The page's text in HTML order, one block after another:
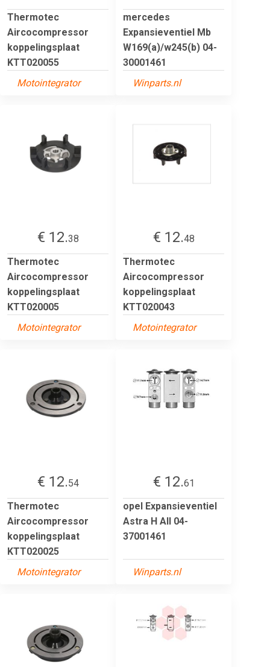
Thermotec
Aircocompressor
koppelingsplaat
KTT020055
Motointegrator
mercedes
Expansieventiel Mb
W169(a)/w245(b) 04-
30001461
Winparts.nl
€ 12.38
Thermotec
Aircocompressor
koppelingsplaat
KTT020005
Motointegrator
€ 12.48
Thermotec
Aircocompressor
koppelingsplaat
KTT020043
Motointegrator
€ 12.54
Thermotec
Aircocompressor
koppelingsplaat
KTT020025
Motointegrator
€ 12.61
opel Expansieventiel
Astra H All 04-
37001461
Winparts.nl